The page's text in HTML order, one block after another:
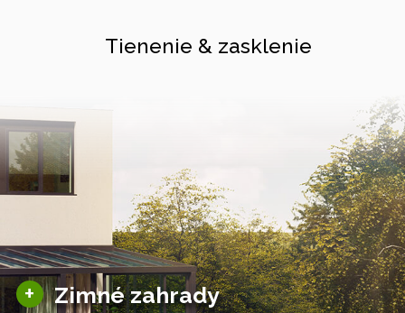
Tienenie & zasklenie
+ Zimné zahrady
Sezónne zimné záhrady